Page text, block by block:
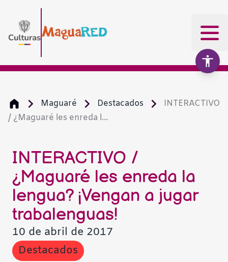
Maguaré Destacados
INTERACTIVO
/ ¿Maguaré les enreda l...
INTERACTIVO /
¿Maguaré les enreda la
lengua? ¡Vengan a jugar
trabalenguas!
10 de abril de 2017
Destacados
Aumentar texto
Alto contraste